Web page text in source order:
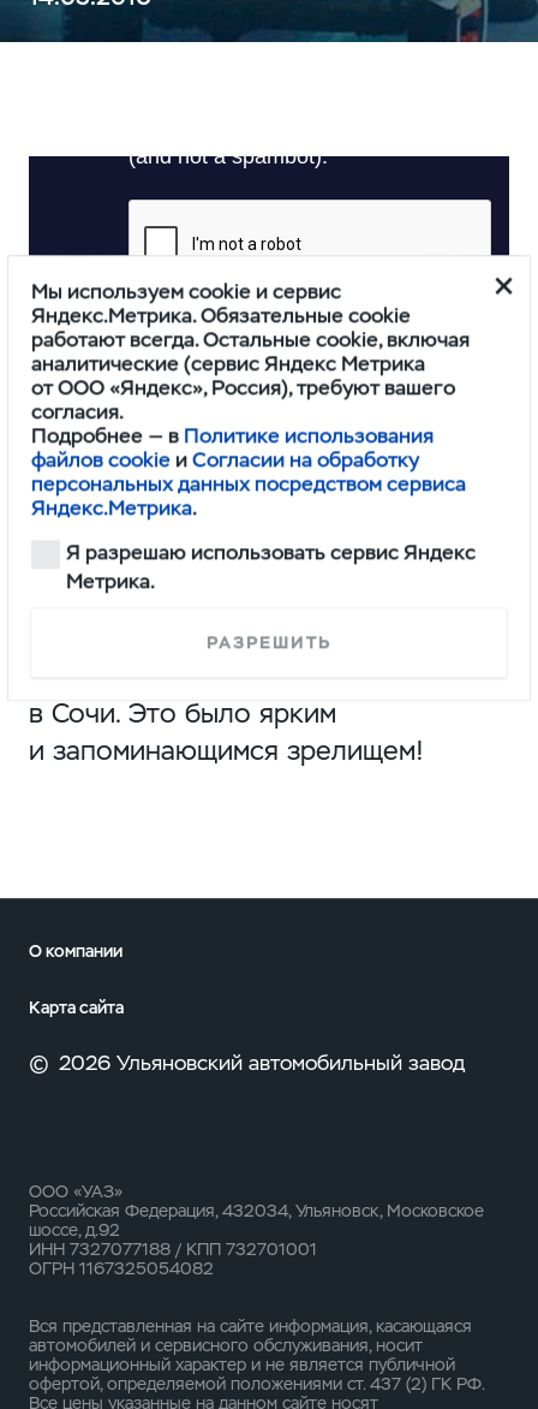
Легендарный ульяновский
автомобиль, именуемый
в простонародье
принял участие в церемонии
в Сочи. Это было ярким
и запоминающимся зрелищем!
О компании
Карта сайта
© 2026 Ульяновский автомобильный завод
ООО «УАЗ»
Российская Федерация, 432034, Ульяновск, Московское
шоссе, д.92
ИНН 7327077188 / КПП 732701001
ОГРН 1167325054082
Вся представленная на сайте информация, касающаяся
автомобилей и сервисного обслуживания, носит
информационный характер и не является публичной
офертой, определяемой положениями ст. 437 (2) ГК РФ.
Все цены указанные на данном сайте носят
Мы используем cookie и сервис
Яндекс.Метрика. Обязательные cookie
работают всегда. Остальные cookie, включая
аналитические (сервис Яндекс Метрика
от ООО «Яндекс», Россия), требуют вашего
согласия.
Подробнее — в Политике использования
файлов cookie иСогласии на обработку
персональных данных посредством сервиса
Яндекс.Метрика.
Я разрешаю использовать сервис Яндекс
Метрика.
РАЗРЕШИТЬ